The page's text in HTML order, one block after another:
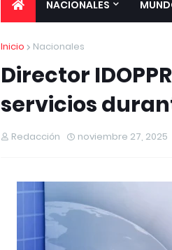
NACIONALES
Inicio Nacionales
Director
servicios
Redacción noviembre 27, 2025